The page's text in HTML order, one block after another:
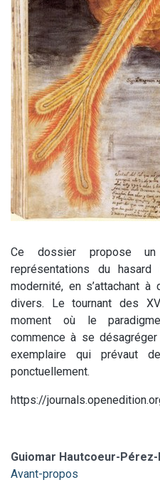
Ce dossier propose
représentations du
modernité, en s’attachant
divers. Le tournant des XVI
moment où le
commence à se
exemplaire qui prévaut
ponctuellement.
https://
Guiomar Hautcoeur-Pérez-
Avant-propos